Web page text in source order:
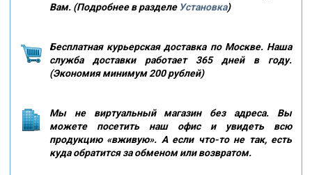
Вам. (Подробнее в разделе Установка)
Бесплатная курьерская доставка по Москве. Наша
служба доставки работает 365 дней в году.
(Экономия минимум 200 рублей)
Мы не виртуальный магазин без адреса. Вы
можете посетить наш офис и увидеть всю
продукцию «вживую». А если что-то не так, есть
куда обратится за обменом или возвратом.